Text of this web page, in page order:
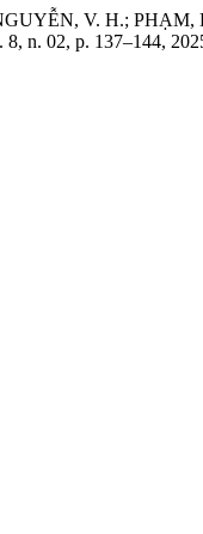
V. H.; PHẠM,
8, n. 02, p. 137–144,